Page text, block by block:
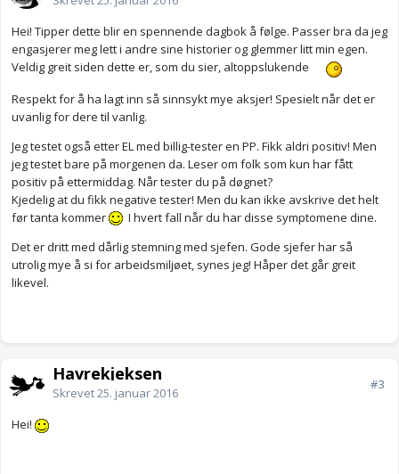
Hei! Tipper dette blir en spennende dagbok å følge. Passer bra da jeg
engasjerer meg lett i andre sine historier og glemmer litt min egen.
Veldig greit siden dette er, som du sier, altoppslukende
Respekt for å ha lagt inn så sinnsykt mye aksjer! Spesielt når det er
uvanlig for dere til vanlig.
Jeg testet også etter EL med billig-tester en PP. Fikk aldri positiv! Men
jeg testet bare på morgenen da. Leser om folk som kun har fått
positiv på ettermiddag. Når tester du på døgnet?
Kjedelig at du fikk negative tester! Men du kan ikke avskrive det helt
før tanta kommer
I hvert fall når du har disse symptomene dine.
Det er dritt med dårlig stemning med sjefen. Gode sjefer har så
utrolig mye å si for arbeidsmiljøet, synes jeg! Håper det går greit
likevel.
Havrekjeksen
Skrevet25. januar 2016
#3
Hei!